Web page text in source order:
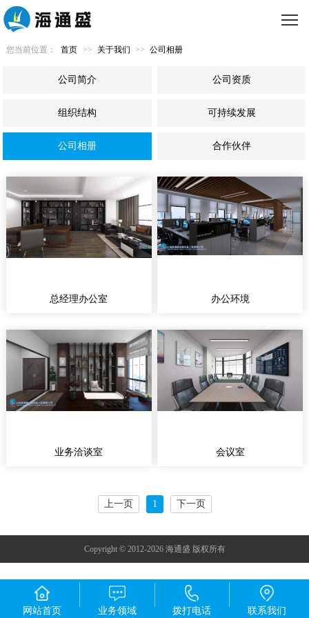
您当前位置： 首页 >> 关于我们 >> 公司相册
公司简介 公司资质
组织结构 可持续发展
公司相册 合作伙伴
总经理办公室 办公环境
业务洽谈室 会议室
上一页 1 下一页
Copyright © 2012-2026 海通盛 版权所有
网站首页 业务领域 拨打电话 联系我们